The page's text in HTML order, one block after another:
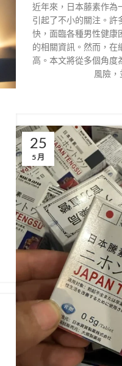
近年來，日本藤素作為
引起了不小的關注。許
快，面臨各種男性健康
的相關資訊。然而，在
高。本文將從多個角度
風險，
25
5 月